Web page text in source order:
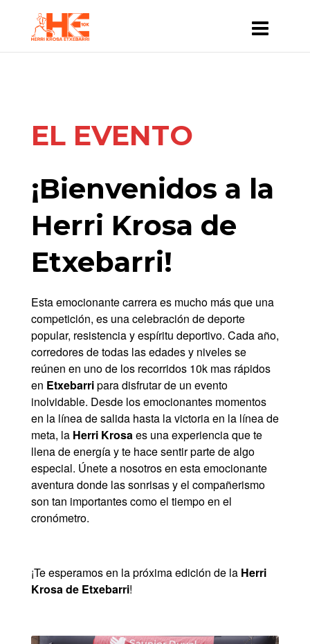
EL EVENTO
¡Bienvenidos a la
Herri Krosa de
Etxebarri!
Esta emocionante carrera es mucho más que una
competición, es una celebración de deporte
popular, resistencia y espíritu deportivo. Cada año,
corredores de todas las edades y niveles se
reúnen en uno de los recorridos 10k mas rápidos
en Etxebarripara disfrutar de un evento
inolvidable. Desde los emocionantes momentos
en la línea de salida hasta la victoria en la línea de
meta, la Herri Krosaes una experiencia que te
llena de energía y te hace sentir parte de algo
especial. Únete a nosotros en esta emocionante
aventura donde las sonrisas y el compañerismo
son tan importantes como el tiempo en el
cronómetro.
¡Te esperamos en la próxima edición de la Herri
Krosa de Etxebarri!